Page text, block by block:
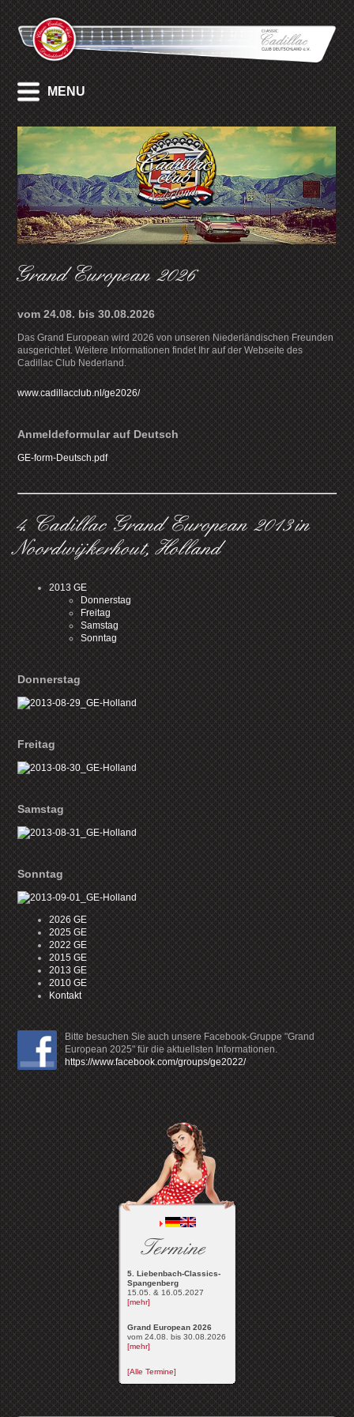
MENU
Grand European 2026
vom 24.08. bis 30.08.2026
Das Grand European wird 2026 von unseren Niederländischen Freunden
ausgerichtet. Weitere Informationen findet Ihr auf der Webseite des
Cadillac Club Nederland.
www.cadillacclub.nl/ge2026/
Anmeldeformular auf Deutsch
GE-form-Deutsch.pdf
4. Cadillac Grand European 2013 in
Noordwijkerhout, Holland
2013 GE
Donnerstag
Freitag
Samstag
Sonntag
Donnerstag
Freitag
Samstag
Sonntag
2026 GE
2025 GE
2022 GE
2015 GE
2013 GE
2010 GE
Kontakt
Bitte besuchen Sie auch unsere Facebook-Gruppe "Grand
European 2025" für die aktuellsten Informationen.
https://www.facebook.com/groups/ge2022/
Termine
5. Liebenbach-Classics-
Spangenberg
15.05. & 16.05.2027
[mehr]
Grand European 2026
vom 24.08. bis 30.08.2026
[mehr]
[Alle Termine]